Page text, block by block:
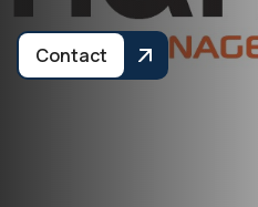
Contact